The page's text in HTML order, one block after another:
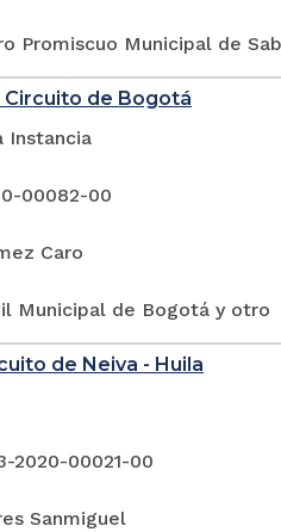
Promiscuo Municipal de
de Bogotá
Instancia
00082-00
Caro
Municipal de Bogotá y otro
de Neiva - Huila
2020-00021-00
Sanmiguel